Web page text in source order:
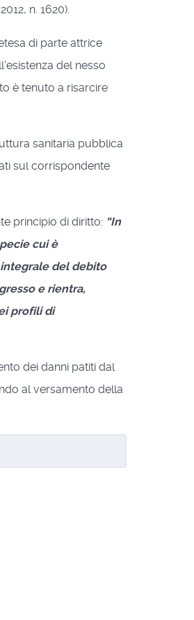
n. 1620).
di parte attrice
del nesso
è tenuto a risarcire
sanitaria pubblica
sul corrispondente
principio di diritto: “In
cui è
del debito
e rientra,
profili di
dei danni patiti dal
al versamento della